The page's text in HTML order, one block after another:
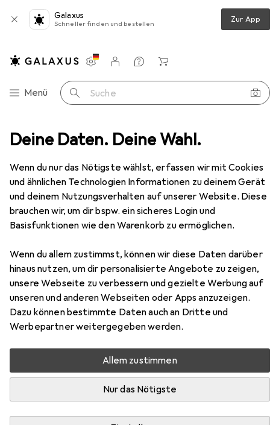
Deine Daten. Deine Wahl.
Wenn du nur das Nötigste wählst, erfassen wir mit Cookies
und ähnlichen Technologien Informationen zu deinem Gerät
und deinem Nutzungsverhalten auf unserer Website. Diese
brauchen wir, um dir bspw. ein sicheres Login und
Basisfunktionen wie den Warenkorb zu ermöglichen.
Wenn du allem zustimmst, können wir diese Daten darüber
hinaus nutzen, um dir personalisierte Angebote zu zeigen,
unsere Webseite zu verbessern und gezielte Werbung auf
unseren und anderen Webseiten oder Apps anzuzeigen.
Dazu können bestimmte Daten auch an Dritte und
Werbepartner weitergegeben werden.
Allem zustimmen
Nur das Nötigste
Galaxus
Schneller finden und bestellen Zur App
Navigation nach Kategorien
Menü Suche
Einstellungen
Kundenkonto
Vergleichslisten
Merklisten
Warenkorb
Peripherie Grafiktablett Wacom Intuos Pro S
WacomIntuos Pro S
5080 lpi
Zubehör für Wacom Intuos Pro S
Hier findest du passendes Zubehör zum Produkt Wacom
Intuos Pro S aus den Kategorien USB Kabel, Stylus und
Stylus Zubehör.
Beliebt USB Kabel Stylus Wacom